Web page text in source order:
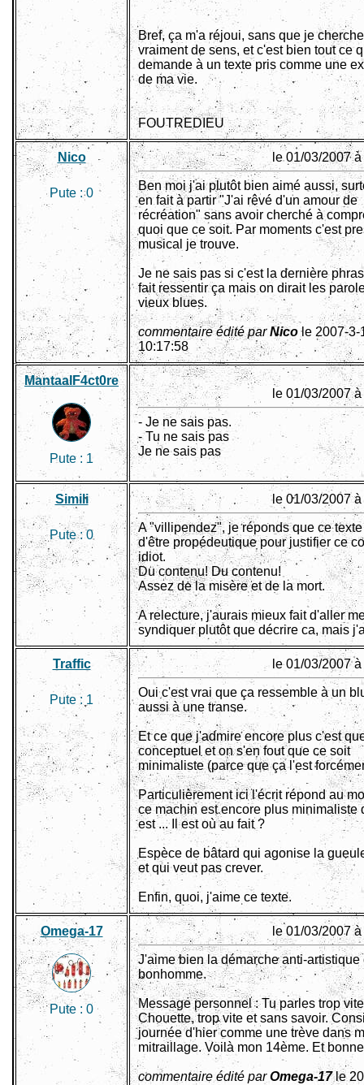
Bref, ça m'a réjoui, sans que je cherche
vraiment de sens, et c'est bien tout ce
demande à un texte pris comme une
de ma vie.
FOUTREDIEU
Nico
Pute :0
le 01/03/2007
Ben moi j'ai plutôt bien aimé aussi,
en fait à partir "J'ai rêvé d'un amour de
récréation" sans avoir cherché à
quoi que ce soit. Par moments c'est
musical je trouve.
Je ne sais pas si c'est la dernière
fait ressentir ça mais on dirait les
vieux blues.
commentaire édité parNicole 2007-3-
10:17:58
MantaalF4ct0re
Pute : 1
le 01/03/2007
- Je ne sais pas.
- Tu ne sais pas
Je ne sais pas
Simili
Pute :0
le 01/03/2007
A "villipendez", je réponds que ce
d'être propédeutique pour justifier ce
idiot.
Du contenu! Du contenu!
Assez de la misère et de la mort.
A relecture, j'aurais mieux fait d'aller
syndiquer plutôt que décrire ca, mais
Traffic
Pute : 1
le 01/03/2007
Oui c'est vrai que ça ressemble à un
aussi à une transe.
Et ce que j'admire encore plus c'est
conceptuel et on s'en fout que ce soit
minimaliste (parce que ça l'est
Particulièrement ici l'écrit répond au
ce machin est encore plus minimaliste
est ... Il est où au fait ?
Espèce de bâtard qui agonise la
et qui veut pas crever.
Enfin, quoi, j'aime ce texte.
Omega-17
Pute : 0
le 01/03/2007
J'aime bien la démarche anti-artistique
bonhomme.
Message personnel : Tu parles trop
Chouette, trop vite et sans savoir.
journée d'hier comme une trève dans
mitraillage. Voilà mon 14ème. Et
commentaire édité parOmega-17le